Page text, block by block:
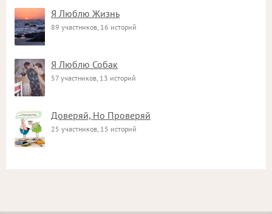
Я Люблю Жизнь
89 участников, 16 историй
Я Люблю Собак
57 участников, 13 историй
Доверяй, Но Проверяй
25 участников, 15 историй